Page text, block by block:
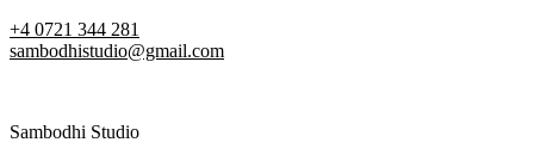
Skip
to
+4 0721 344 281
sambodhistudio@gmail.com
Sambodhi Studio